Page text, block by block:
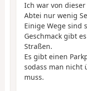
Ich war von
Abtei nur wenig
Einige Wege sind
Geschmack gibt
Straßen.
Es gibt einen
sodass man nicht
muss.